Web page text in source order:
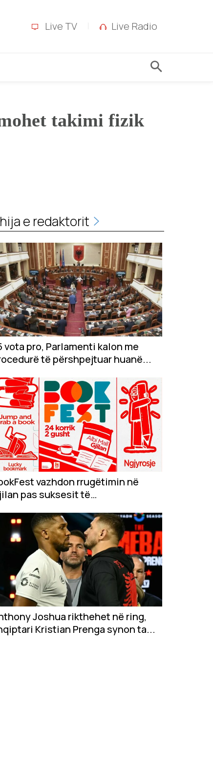
Live TV Live Radio
takimi fizik
e redaktorit
vota pro, Parlamenti kalon me
të përshpejtuar huanë...
vazhdon rrugëtimin në
pas suksesit të
Joshua rikthehet në ring,
Kristian Prenga synon ta...